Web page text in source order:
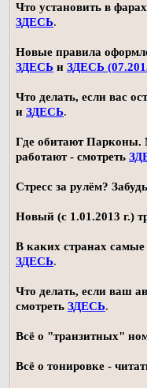
Что установить в
ЗДЕСЬ.
Новые правила
ЗДЕСЬ и ЗДЕСЬ
Что делать, если вас
и ЗДЕСЬ.
Где обитают
работают - смотреть
Стресс за рулём?
Новый (с 1.01.2013 г.)
В каких странах
ЗДЕСЬ.
Что делать, если ваш
смотреть ЗДЕСЬ.
Всё о "транзитных"
Всё о тонировке -